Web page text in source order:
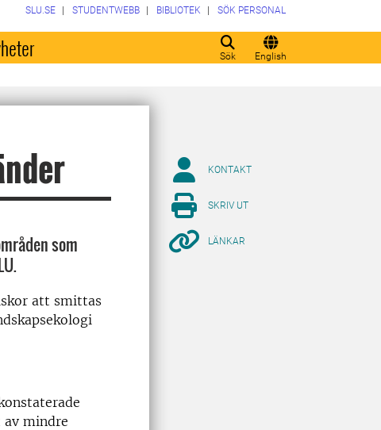
Sök English
SLU.SE STUDENTWEBB BIBLIOTEK SÖK PERSONAL
som
att smittas
av mindre
KONTAKT
SKRIV UT
LÄNKAR